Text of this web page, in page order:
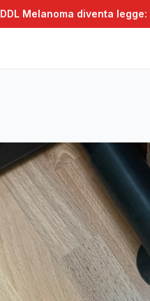
DDL Melanoma diventa legge: